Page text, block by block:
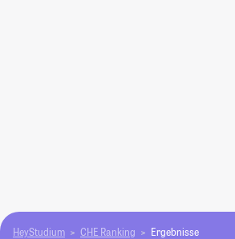
HeyStudium CHE Ranking Ergebnisse